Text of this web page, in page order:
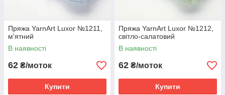
Пряжа YarnArt Luxor №1211,
м'ятний
В наявності
62 ₴/моток
Купити
Пряжа YarnArt Luxor №1212,
світло-салатовий
В наявності
62 ₴/моток
Купити